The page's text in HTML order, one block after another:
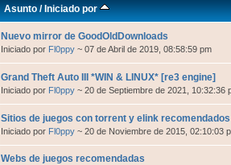
Asunto/Iniciado por
Nuevo mirror de GoodOldDownloads
Iniciado por Fl0ppy ~ 07 de Abril de 2019, 08:58:59 pm
Grand Theft Auto III *WIN & LINUX* [re3 engine]
Iniciado por Fl0ppy ~ 20 de Septiembre de 2021, 10:32:36
Sitios de juegos con torrent y elink recomendados
Iniciado por Fl0ppy ~ 20 de Noviembre de 2015, 02:10:03
Webs de juegos recomendadas